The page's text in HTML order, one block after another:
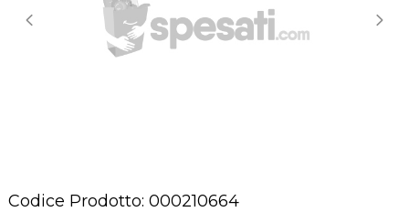
Codice Prodotto: 000210664